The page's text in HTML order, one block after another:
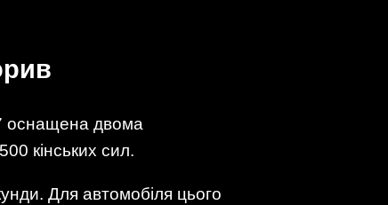
оснащена двома
кінських сил.
Для автомобіля цього